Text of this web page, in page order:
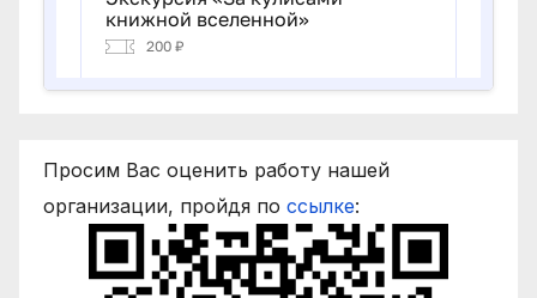
Просим Вас оценить работу нашей
организации, пройдя по ссылке: